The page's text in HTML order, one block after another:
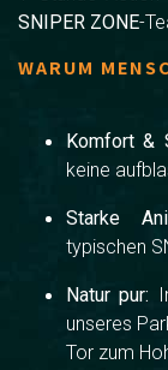
SNIPER ZONE-
WARUM
Komfort &
keine
Starke
typischen
Natur pur:
unseres
Tor zum